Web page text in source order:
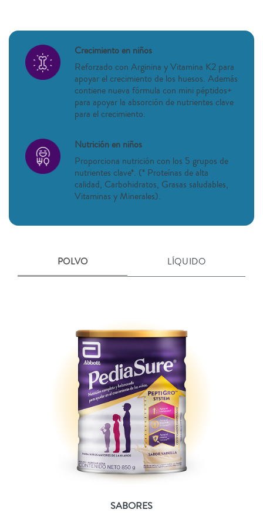
Crecimiento en niños
Reforzado con Arginina y Vitamina K2 para
apoyar el crecimiento de los huesos. Además
contiene nueva fórmula con mini péptidos+
para apoyar la absorción de nutrientes clave
para el crecimiento.
Nutrición en niños
Proporciona nutrición con los 5 grupos de
nutrientes clave*. (* Proteínas de alta
calidad, Carbohidratos, Grasas saludables,
Vitaminas y Minerales).
POLVO LÍQUIDO
SABORES